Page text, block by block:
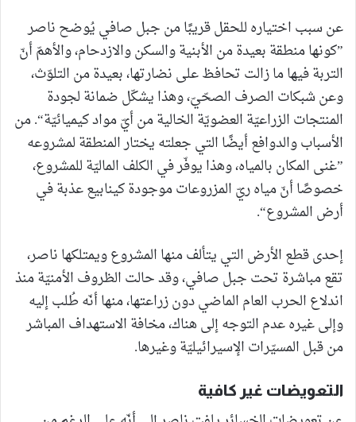
عن سبب اختياره للحقل قريبًا من جبل صافي يُوضح ناصر
”كونها منطقة بعيدة من الأبنية والسكن والازدحام، والأهمّ أنّ
التربة فيها ما زالت تحافظ على نضارتها، بعيدة من التلوّث،
وعن شبكات الصرف الصحّيّ، وهذا يشكّل ضمانة لجودة
المنتجات الزراعيّة العضويّة الخالية من أيّ مواد كيميائيّة“. من
الأسباب والدوافع أيضًا التي جعلته يختار المنطقة لمشروعه
”غنى المكان بالمياه، وهذا يوفّر في الكلف الماليّة للمشروع،
خصوصًا أنّ مياه ريّ المزروعات موجودة كينابيع عذبة في
أرض المشروع“.
إحدى قطع الأرض التي يتألف منها المشروع ويمتلكها ناصر،
تقع مباشرة تحت جبل صافي، وقد حالت الظروف الأمنيّة منذ
اندلاع الحرب العام الماضي دون زراعتها، منها أنّه طُلب إليه
وإلى غيره عدم التوجه إلى هناك، مخافة الاستهداف المباشر
من قبل المسيّرات الإسيرائيليّة وغيرها.
التعويضات غير كافية